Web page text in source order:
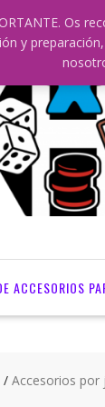
Os
y
SOLO DE 10:00 a
ACCESORIOS
/ Accesorios por